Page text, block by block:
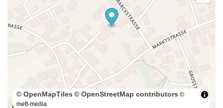
100 m
© OpenMapTiles © OpenStreetMap contributors ©
mett-media